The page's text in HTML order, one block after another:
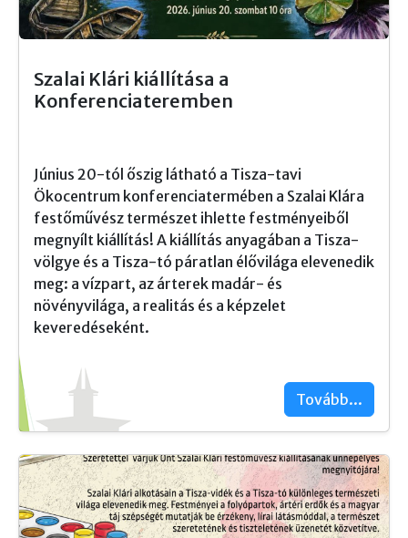
Szalai Klári kiállítása a
Konferenciateremben
Június 20-tól őszig látható a Tisza-tavi
Ökocentrum konferenciatermében a Szalai Klára
festőművész természet ihlette festményeiből
megnyílt kiállítás! A kiállítás anyagában a Tisza-
völgye és a Tisza-tó páratlan élővilága elevenedik
meg: a vízpart, az árterek madár- és
növényvilága, a realitás és a képzelet
keveredéseként.
Tovább...